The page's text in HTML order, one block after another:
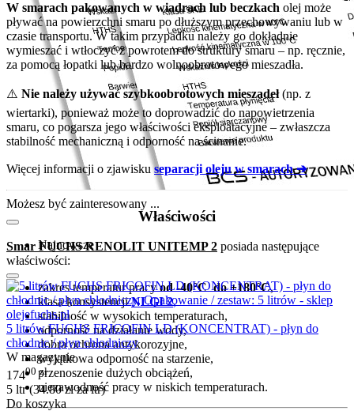
Właściwości
Smar FUCHS RENOLIT UNITEMP 2 posiada następujące
właściwości:
zakres temperatur pracyod -40°C do +180°C,
klasa konsystencjiNLGI 2,
stabilność w wysokich temperaturach,
odporność na działanie wody,
dobra ochrona antykorozyjne,
wyjątkowa odporność na starzenie,
przenoszenie dużych obciążeń,
niezawodność pracy w niskich temperaturach.
W smarach pakowanych w wiadrach lub beczkach olej może
pływać na powierzchni smaru po dłuższym przechowywaniu lub w
czasie transportu. W takim przypadku należy go dokładnie
wymieszać i wtłoczyć z powrotem do struktury smaru – np. ręcznie,
za pomocą łopatki lub bardzo wolnoobrotowego mieszadła.
⚠️ Nie należy używać szybkoobrotowych mieszadeł(np. z
wiertarki), ponieważ może to doprowadzić do napowietrzenia
smaru, co pogarsza jego właściwości eksploatacyjne – zwłaszcza
stabilność mechaniczną i odporność na ścinanie.
Więcej informacji o zjawiskuseparacji oleju w smarach ➔
Możesz być zainteresowany ...
Najnowsze
5 litrów FUCHS FRICOFIN LD (KONCENTRAT) - płyn do
chłodnic / płyn chłodniczy
W magazynie
17400 zł
5 ltr (34.80złza ltr)
Do koszyka